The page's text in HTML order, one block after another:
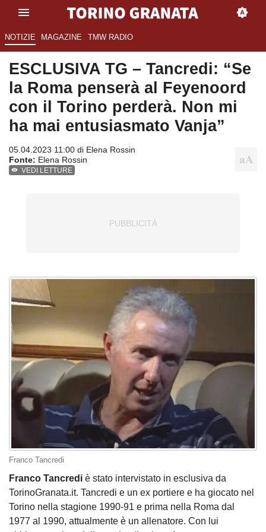
NOTIZIE MAGAZINE TMW RADIO
ESCLUSIVA TG – Tancredi: “Se
la Roma penserà al Feyenoord
con il Torino perderà. Non mi
ha mai entusiasmato Vanja”
05.04.2023 11:00 di Elena Rossin
Fonte: Elena Rossin
VEDI LETTURE
Franco Tancredi
Franco Tancredi è stato intervistato in esclusiva da
TorinoGranata.it. Tancredi e un ex portiere e ha giocato nel
Torino nella stagione 1990-91 e prima nella Roma dal
1977 al 1990, attualmente è un allenatore. Con lui